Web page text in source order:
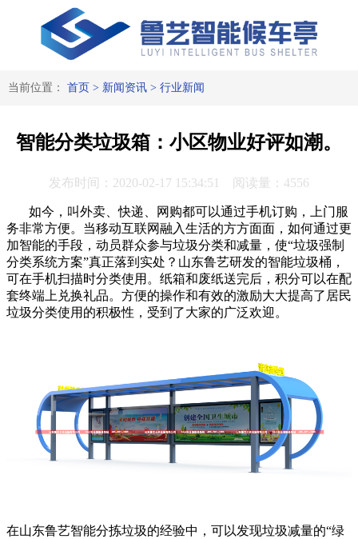
当前位置： 首页 > 新闻资讯> 行业新闻
智能分类垃圾箱：小区物业好评如潮。
发布时间：2020-02-17 15:34:51 阅读量：4556
如今，叫外卖、快递、网购都可以通过手机订购，上门服
务非常方便。当移动互联网融入生活的方方面面，如何通过更
加智能的手段，动员群众参与垃圾分类和减量，使“垃圾强制
分类系统方案”真正落到实处？山东鲁艺研发的智能垃圾桶，
可在手机扫描时分类使用。纸箱和废纸送完后，积分可以在配
套终端上兑换礼品。方便的操作和有效的激励大大提高了居民
垃圾分类使用的积极性，受到了大家的广泛欢迎。
在山东鲁艺智能分拣垃圾的经验中，可以发现垃圾减量的“绿